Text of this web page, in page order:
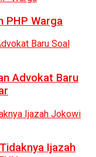
PHP Warga
Advokat Baru
Ijazah